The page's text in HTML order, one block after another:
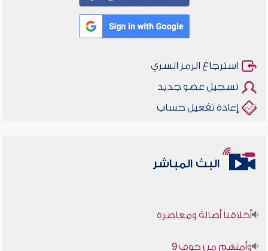
استرجاع الرمز السري
تسجيل عضو جديد
إعادة تفعيل حساب
البث المباشر
أخلاقنا أصالة ومعاصرة
وأمنهم من خوف 9